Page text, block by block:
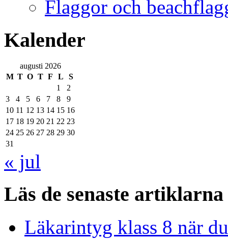
Flaggor och
Kalender
augusti 2026
M T O T F L
S
1
2
3
4 5 6 7 8
9
10 11 12 13 14 15 16
17 18 19 20 21 22 23
24 25 26 27 28 29 30
31
« jul
Läs de senaste artiklarna
Läkarintyg klass 8 när